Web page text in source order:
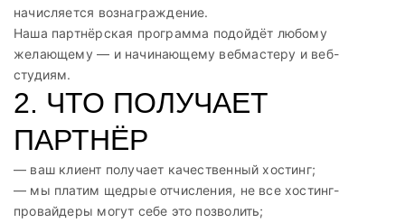
начисляется вознаграждение.
Наша партнёрская программа подойдёт любому
желающему — и начинающему вебмастеру и веб-
студиям.
2. ЧТО ПОЛУЧАЕТ
ПАРТНЁР
— ваш клиент получает качественный хостинг;
— мы платим щедрые отчисления, не все хостинг-
провайдеры могут себе это позволить;